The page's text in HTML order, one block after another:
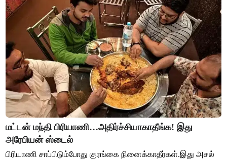
மட்டன் மந்தி பிரியாணி…அதிர்ச்சியாகாதீங்க! இது
அரேபியன் ஸ்டைல்
பிரியாணி சாப்பிடும்போது குரங்கை நினைக்காதீர்கள்.இது அசல்